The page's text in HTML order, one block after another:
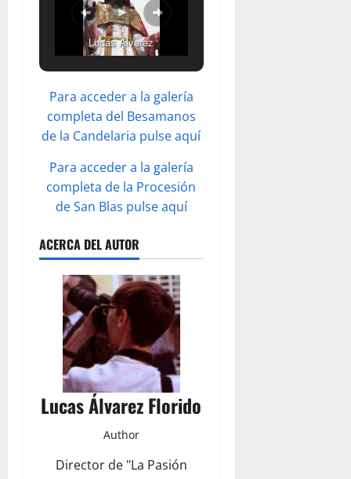
Lucas Álvarez
Para acceder a la galería
completa del Besamanos
de la Candelaria pulse aquí
Para acceder a la galería
completa de la Procesión
de San Blas pulse aquí
ACERCA DEL AUTOR
Lucas Álvarez Florido
Author
Director de "La Pasión